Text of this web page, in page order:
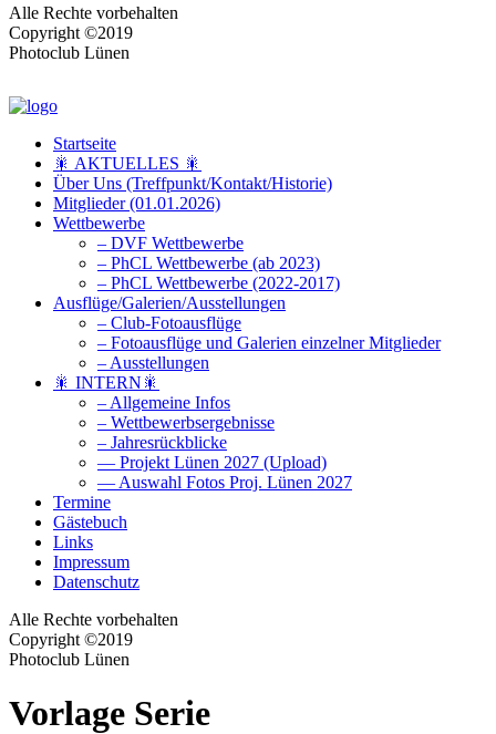
Alle Rechte vorbehalten
Copyright ©2019
Photoclub Lünen
Startseite
🎇 AKTUELLES 🎇
Über Uns (Treffpunkt/Kontakt/Historie)
Mitglieder (01.01.2026)
Wettbewerbe
– DVF Wettbewerbe
– PhCL Wettbewerbe (ab 2023)
– PhCL Wettbewerbe (2022-2017)
Ausflüge/Galerien/Ausstellungen
– Club-Fotoausflüge
– Fotoausflüge und Galerien einzelner Mitglieder
– Ausstellungen
🎇 INTERN🎇
– Allgemeine Infos
– Wettbewerbsergebnisse
– Jahresrückblicke
— Projekt Lünen 2027 (Upload)
— Auswahl Fotos Proj. Lünen 2027
Termine
Gästebuch
Links
Impressum
Datenschutz
Alle Rechte vorbehalten
Copyright ©2019
Photoclub Lünen
Vorlage Serie